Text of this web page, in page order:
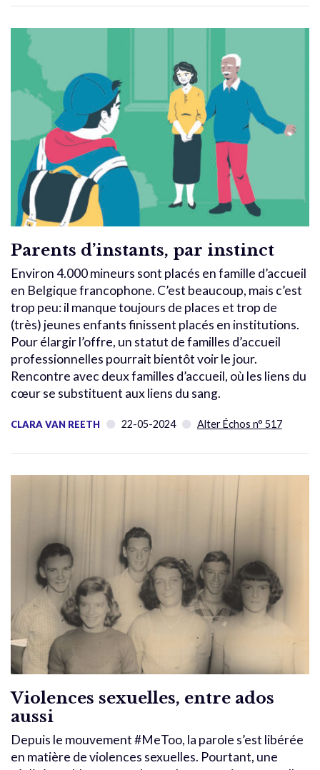
Parents d’instants, par instinct
Environ 4.000 mineurs sont placés en famille d’accueil
en Belgique francophone. C’est beaucoup, mais c’est
trop peu: il manque toujours de places et trop de
(très) jeunes enfants finissent placés en institutions.
Pour élargir l’offre, un statut de familles d’accueil
professionnelles pourrait bientôt voir le jour.
Rencontre avec deux familles d’accueil, où les liens du
cœur se substituent aux liens du sang.
CLARA VAN REETH 22-05-2024 Alter Échos n° 517
Violences sexuelles, entre ados
aussi
Depuis le mouvement #MeToo, la parole s’est libérée
en matière de violences sexuelles. Pourtant, une